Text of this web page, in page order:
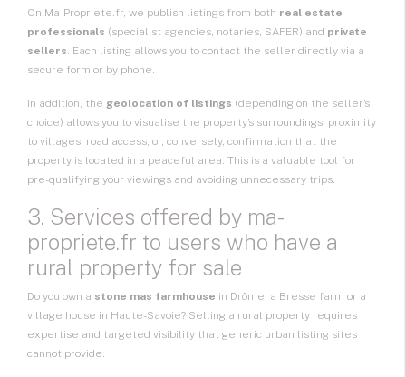
On Ma-Propriete.fr, we publish listings from both real estate
professionals (specialist agencies, notaries, SAFER) and private
sellers. Each listing allows you to contact the seller directly via a
secure form or by phone.
In addition, the geolocation of listings (depending on the seller’s
choice) allows you to visualise the property’s surroundings: proximity
to villages, road access, or, conversely, confirmation that the
property is located in a peaceful area. This is a valuable tool for
pre-qualifying your viewings and avoiding unnecessary trips.
3. Services offered by ma-
propriete.fr to users who have a
rural property for sale
Do you own a stone mas farmhouse in Drôme, a Bresse farm or a
village house in Haute-Savoie? Selling a rural property requires
expertise and targeted visibility that generic urban listing sites
cannot provide.